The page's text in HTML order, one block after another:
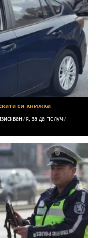
си книжка
за да получи